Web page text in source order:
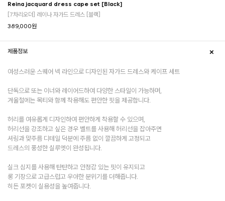
Reina jacquard dress cape set [Black]
[7차리오더] 레이나 자가드 드레스 [블랙]
389,000원
제품정보
여성스러운 스퀘어 넥 라인으로 디자인된 자가드 드레스와 케이프 세트
단독으로 또는 이너와 레이어드하여 다양한 스타일이 가능하며,
겨울철에는 목티와 함께 착용해도 편안한 핏을 제공합니다.
허리를 여유롭게 디자인하여 편안하게 착용할 수 있으며,
허리선을 강조하고 싶은 경우 벨트를 사용해 허리선을 잡아주면
셔링과 맞주름 디테일 덕분에 주름 없이 깔끔하게 고정되고
드레스의 풍성한 실루엣이 완성됩니다.
실크 심지를 사용해 탄탄하고 안정감 있는 핏이 유지되고
롱 기장으로 고급스럽고 우아한 분위기를 더해줍니다.
히든 포켓이 실용성을 높여줍니다.